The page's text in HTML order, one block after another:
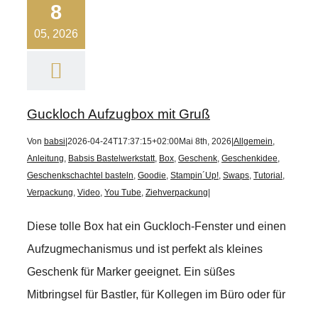
8
05, 2026
Guckloch Aufzugbox mit Gruß
Von babsi 2026-04-24T17:37:15+02:00Mai 8th, 2026 Allgemein,
Anleitung, Babsis Bastelwerkstatt, Box, Geschenk, Geschenkidee,
Geschenkschachtel basteln, Goodie, Stampin´Up!, Swaps, Tutorial ,
Verpackung, Video, You Tube, Ziehverpackung
Diese tolle Box hat ein Guckloch-Fenster und einen
Aufzugmechanismus und ist perfekt als kleines
Geschenk für Marker geeignet. Ein süßes
Mitbringsel für Bastler, für Kollegen im Büro oder für